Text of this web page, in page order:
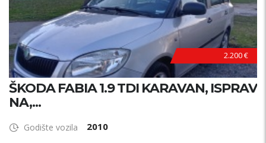
2.200 €
ŠKODA FABIA 1.9 TDI KARAVAN, ISPRAV
NA,...
Godište vozila 2010